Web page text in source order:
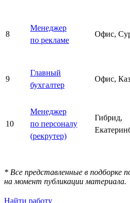
8
Менеджер
по рекламе
Офис,
9
Главный
бухгалтер
Офис,
10
Менеджер
по персоналу
(рекрутер)
Гибрид,
* Все представленные в подборке
на момент публикации материала.
Найти работу